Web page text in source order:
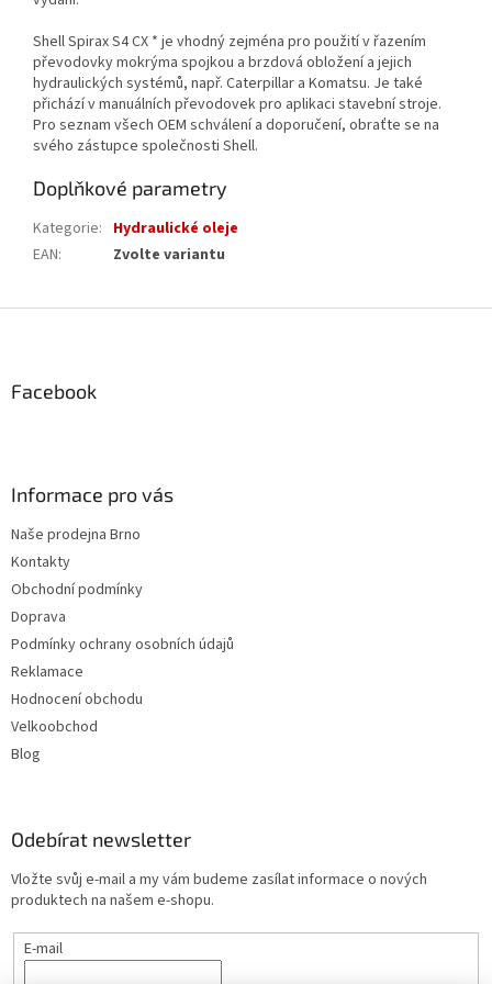
Shell Spirax S4 CX * je vhodný zejména pro použití v řazením
převodovky mokrýma spojkou a brzdová obložení a jejich
hydraulických systémů, např. Caterpillar a Komatsu. Je také
přichází v manuálních převodovek pro aplikaci stavební stroje.
Pro seznam všech OEM schválení a doporučení, obraťte se na
svého zástupce společnosti Shell.
Doplňkové parametry
Kategorie: Hydraulické oleje
EAN: Zvolte variantu
Facebook
Informace pro vás
Naše prodejna Brno
Kontakty
Obchodní podmínky
Doprava
Podmínky ochrany osobních údajů
Reklamace
Hodnocení obchodu
Velkoobchod
Blog
Odebírat newsletter
Vložte svůj e-mail a my vám budeme zasílat informace o nových
produktech na našem e-shopu.
E-mail